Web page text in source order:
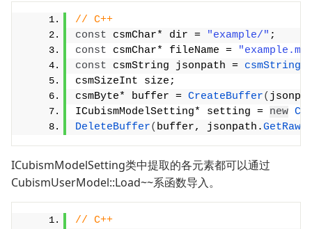
// C++
const csmChar* dir = "example/" ;
const csmChar* fileName =
const csmString jsonpath = csmString
csmSizeInt size;
csmByte* buffer = CreateBuffer(
ICubismModelSetting* setting = new
DeleteBuffer( buffer, jsonpath.
ICubismModelSetting类中提取的各元素都可以通过
CubismUserModel::Load~~系函数导入。
// C++